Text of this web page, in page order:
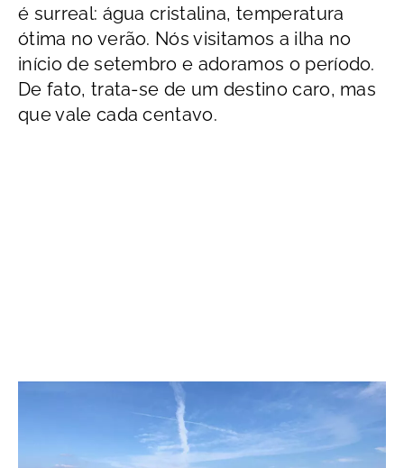
é surreal: água cristalina, temperatura
ótima no verão. Nós visitamos a ilha no
início de setembro e adoramos o período.
De fato, trata-se de um destino caro, mas
que vale cada centavo.